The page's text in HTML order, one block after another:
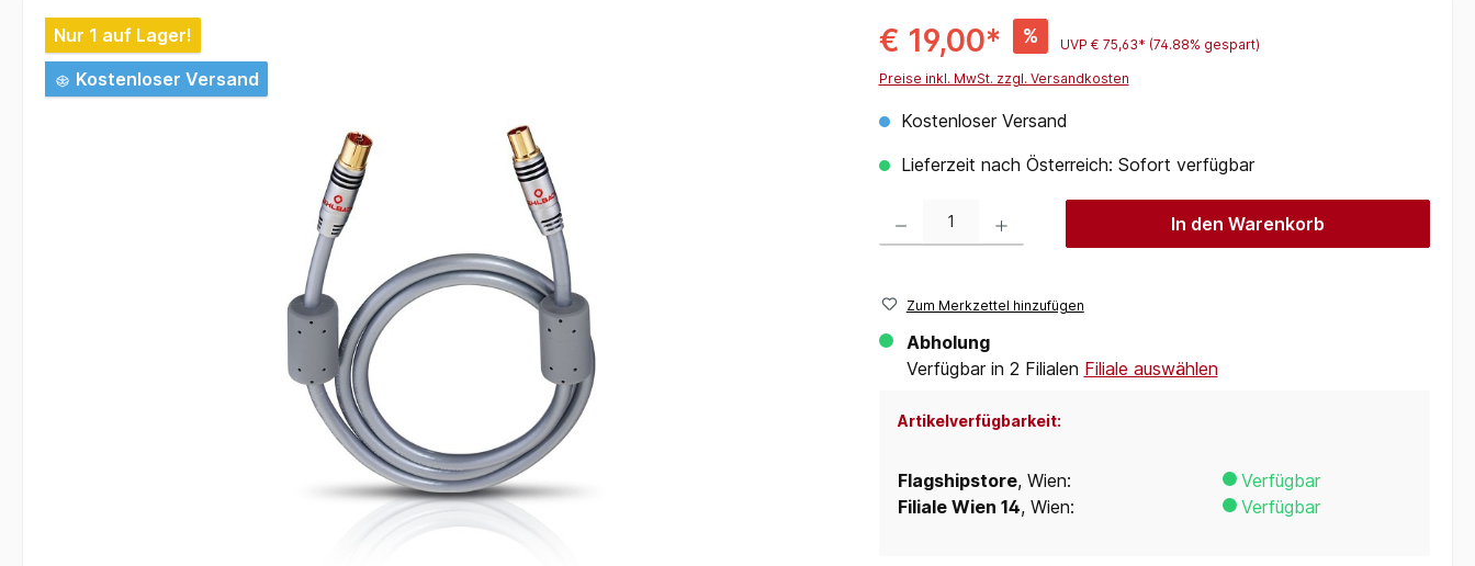
Bildergalerie überspringen
Nur 1 auf Lager!
Kostenloser Versand
€ 19,00* % UVP € 75,63* (74.88% gespart)
Preise inkl. MwSt. zzgl. Versandkosten
Kostenloser Versand
Lieferzeit nach Österreich: Sofort verfügbar
In den Warenkorb
Zum Merkzettel hinzufügen
Abholung
Verfügbar in 2 Filialen Filiale auswählen
Artikelverfügbarkeit:
Flagshipstore, Wien:
Verfügbar
Filiale Wien 14, Wien: Verfügbar